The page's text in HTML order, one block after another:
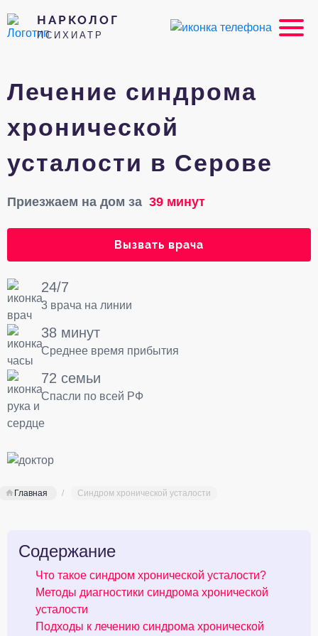
НАРКОЛОГ
ПСИХИАТР
Лечение синдрома
хронической
усталости в Серове
Приезжаем на дом за 39 минут
Вызвать врача
24/7
3 врача на линии
38 минут
Среднее время прибытия
72 семьи
Спасли по всей РФ
Главная Синдром хронической усталости
Содержание
Что такое синдром хронической усталости?
Методы диагностики синдрома хронической
усталости
Подходы к лечению синдрома хронической